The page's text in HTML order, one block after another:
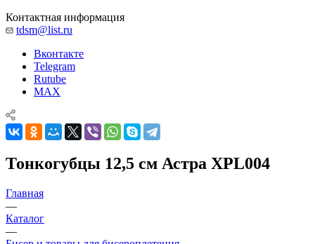
Контактная информация
tdsm@list.ru
Вконтакте
Telegram
Rutube
MAX
Тонкогубцы 12,5 см Астра XPL004
Главная
—
Каталог
—